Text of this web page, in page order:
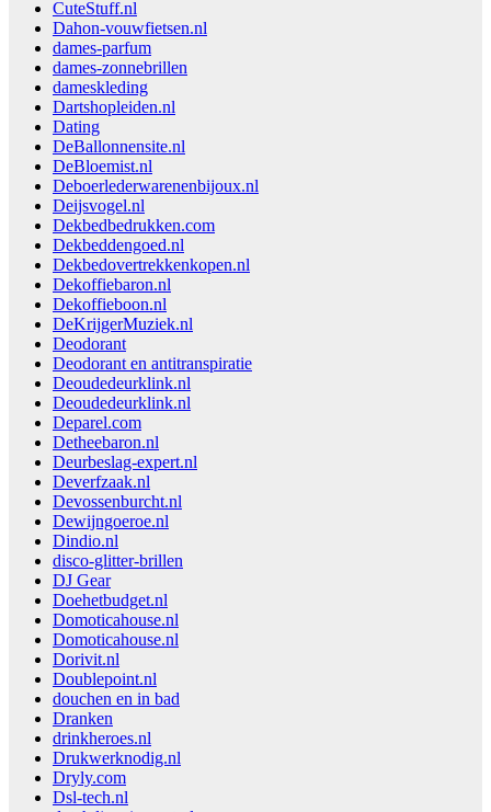
CuteStuff.nl
Dahon-vouwfietsen.nl
dames-parfum
dames-zonnebrillen
dameskleding
Dartshopleiden.nl
Dating
DeBallonnensite.nl
DeBloemist.nl
Deboerlederwarenenbijoux.nl
Deijsvogel.nl
Dekbedbedrukken.com
Dekbeddengoed.nl
Dekbedovertrekkenkopen.nl
Dekoffiebaron.nl
Dekoffieboon.nl
DeKrijgerMuziek.nl
Deodorant
Deodorant en antitranspiratie
Deoudedeurklink.nl
Deoudedeurklink.nl
Deparel.com
Detheebaron.nl
Deurbeslag-expert.nl
Deverfzaak.nl
Devossenburcht.nl
Dewijngoeroe.nl
Dindio.nl
disco-glitter-brillen
DJ Gear
Doehetbudget.nl
Domoticahouse.nl
Domoticahouse.nl
Dorivit.nl
Doublepoint.nl
douchen en in bad
Dranken
drinkheroes.nl
Drukwerknodig.nl
Dryly.com
Dsl-tech.nl